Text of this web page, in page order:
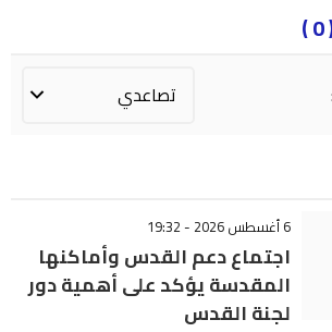
6 أغسطس 2026 - 19:32
اجتماع دعم القدس وأماكنها
المقدسة يؤكد على أهمية دور
لجنة القدس